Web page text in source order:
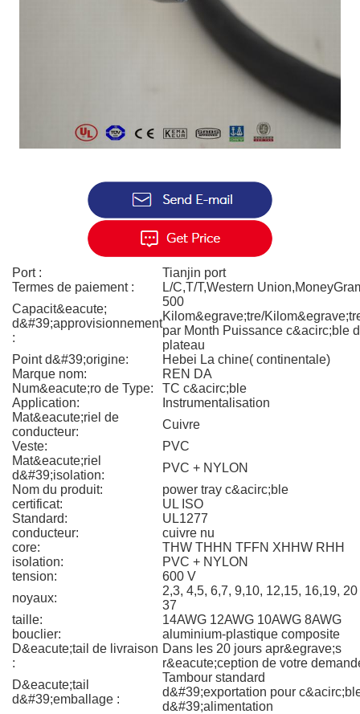
Port :
Tianjin port
Termes de paiement :
L/C,T/T,Western
Capacit&eacute;
d&#39;approvisionnement
:
500
Kilom&egrave;tre/
par Month Puissance c&acirc;ble
plateau
Point d&#39;origine:
Hebei La chine( continentale)
Marque nom:
REN DA
Num&eacute;ro de Type:
TC c&acirc;ble
Application:
Instrumentalisation
Mat&eacute;riel de
conducteur:
Cuivre
Veste:
PVC
Mat&eacute;riel
d&#39;isolation:
PVC + NYLON
Nom du produit:
power tray c&acirc;ble
certificat:
UL ISO
Standard:
UL1277
conducteur:
cuivre nu
core:
THW THHN TFFN XHHW RHH
isolation:
PVC + NYLON
tension:
600 V
noyaux:
2,3, 4,5, 6,7, 9,10, 12,15, 16,19, 20
37
taille:
14AWG 12AWG 10AWG 8AWG
bouclier:
aluminium-plastique composite
D&eacute;tail de livraison
:
Dans les 20 jours apr&egrave;s
r&eacute;ception de votre
D&eacute;tail
d&#39;emballage :
Tambour standard
d&#39;exportation pour
d&#39;alimentation